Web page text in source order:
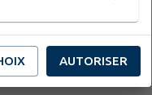
AUTORISER